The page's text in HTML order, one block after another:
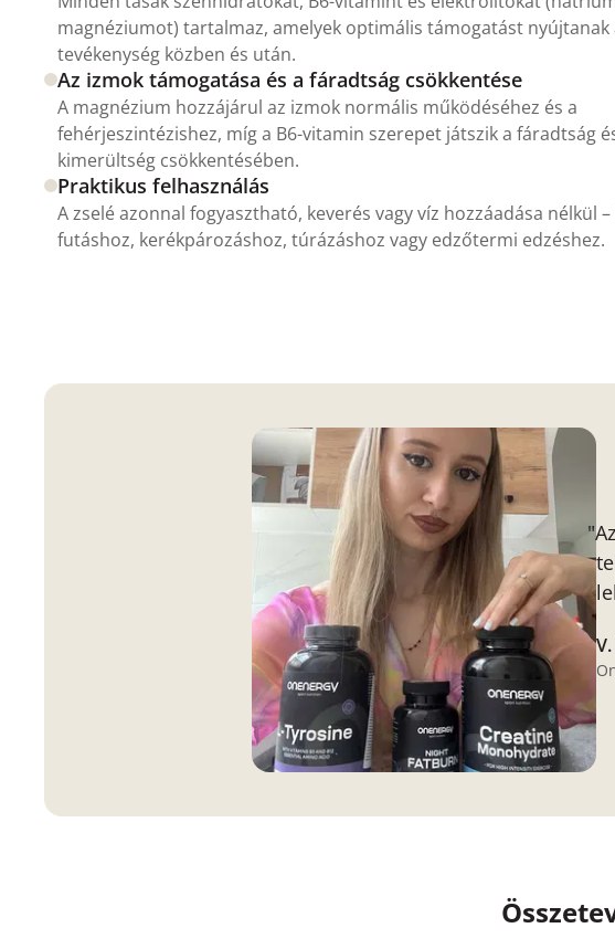
magnéziumot) tartalmaz, amelyek optimális támogatást nyújtanak
tevékenység közben és után.
Az izmok támogatása és a fáradtság csökkentése
A magnézium hozzájárul az izmok normális működéséhez és a
fehérjeszintézishez, míg a B6-vitamin szerepet játszik a fáradtság
kimerültség csökkentésében.
Praktikus felhasználás
A zselé azonnal fogyasztható, keverés vagy víz hozzáadása nélkül
futáshoz, kerékpározáshoz, túrázáshoz vagy edzőtermi edzéshez.